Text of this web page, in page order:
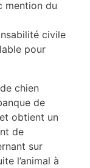
mention du
civile
pour
chien
de
obtient un
de
sur
l’animal à